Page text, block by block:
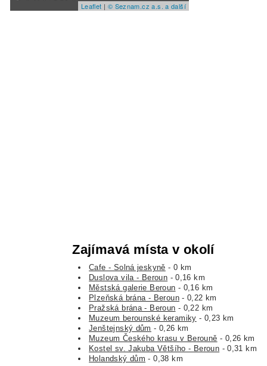
Leaflet | © Seznam.cz a.s. a další
Zajímavá místa v okolí
Cafe - Solná jeskyně - 0 km
Duslova vila - Beroun - 0,16 km
Městská galerie Beroun - 0,16 km
Plzeňská brána - Beroun- 0,22 km
Pražská brána - Beroun - 0,22 km
Muzeum berounské keramiky - 0,23 km
Jenštejnský dům - 0,26 km
Muzeum Českého krasu v Berouně - 0,26 km
Kostel sv. Jakuba Většího - Beroun - 0,31 km
Holandský dům - 0,38 km